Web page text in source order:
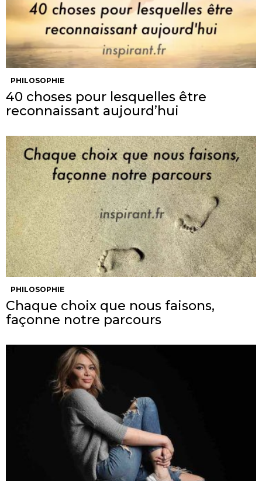
PHILOSOPHIE
40 choses pour lesquelles être
reconnaissant aujourd’hui
PHILOSOPHIE
Chaque choix que nous faisons,
façonne notre parcours